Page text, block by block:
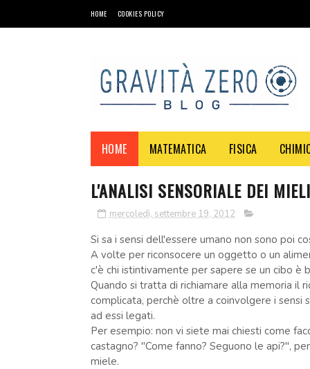
HOME COOKIES POLICY
HOME MATEMATICA FISICA
L'ANALISI SENSORIALE DEI
mercoledì, settembre 19, 2012
Si sa i sensi dell'essere umano non sono poi
A volte per riconsocere un oggetto o un
c'è chi istintivamente per sapere se un cibo è
Quando si tratta di richiamare alla memoria il
complicata, perchè oltre a coinvolgere i sensi
ad essi legati.
Per esempio: non vi siete mai chiesti come
castagno? "Come fanno? Seguono le api?",
miele.